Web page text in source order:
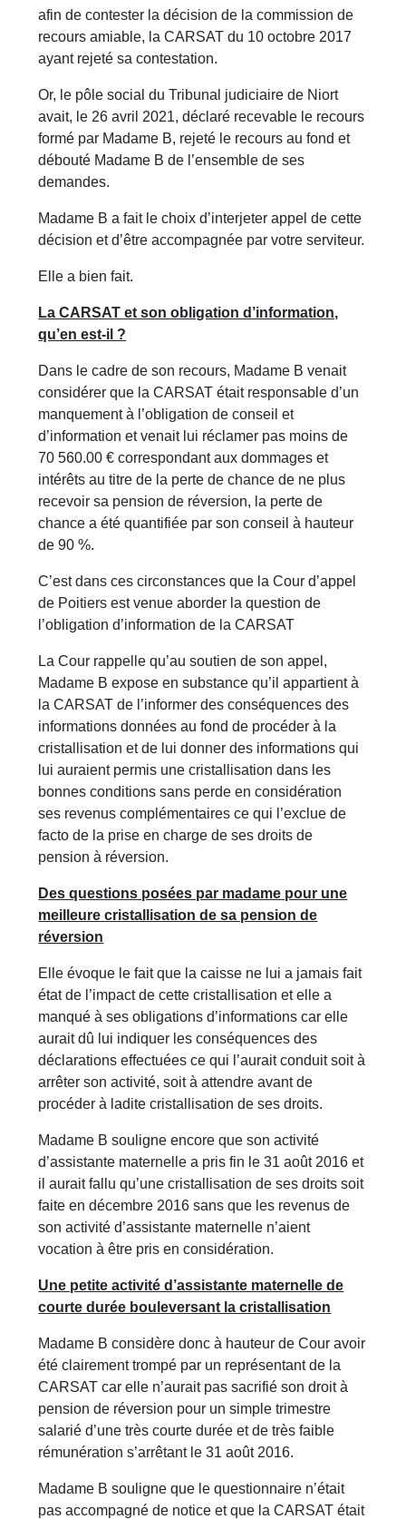
afin de contester la décision de la commission de
recours amiable, la CARSAT du 10 octobre 2017
ayant rejeté sa contestation.
Or, le pôle social du Tribunal judiciaire de Niort
avait, le 26 avril 2021, déclaré recevable le recours
formé par Madame B, rejeté le recours au fond et
débouté Madame B de l’ensemble de ses
demandes.
Madame B a fait le choix d’interjeter appel de cette
décision et d’être accompagnée par votre serviteur.
Elle a bien fait.
La CARSAT et son obligation d’information,
qu’en est-il ?
Dans le cadre de son recours, Madame B venait
considérer que la CARSAT était responsable d’un
manquement à l’obligation de conseil et
d’information et venait lui réclamer pas moins de
70 560.00 € correspondant aux dommages et
intérêts au titre de la perte de chance de ne plus
recevoir sa pension de réversion, la perte de
chance a été quantifiée par son conseil à hauteur
de 90 %.
C’est dans ces circonstances que la Cour d’appel
de Poitiers est venue aborder la question de
l’obligation d’information de la CARSAT
La Cour rappelle qu’au soutien de son appel,
Madame B expose en substance qu’il appartient à
la CARSAT de l’informer des conséquences des
informations données au fond de procéder à la
cristallisation et de lui donner des informations qui
lui auraient permis une cristallisation dans les
bonnes conditions sans perde en considération
ses revenus complémentaires ce qui l’exclue de
facto de la prise en charge de ses droits de
pension à réversion.
Des questions posées par madame pour une
meilleure cristallisation de sa pension de
réversion
Elle évoque le fait que la caisse ne lui a jamais fait
état de l’impact de cette cristallisation et elle a
manqué à ses obligations d’informations car elle
aurait dû lui indiquer les conséquences des
déclarations effectuées ce qui l’aurait conduit soit à
arrêter son activité, soit à attendre avant de
procéder à ladite cristallisation de ses droits.
Madame B souligne encore que son activité
d’assistante maternelle a pris fin le 31 août 2016 et
il aurait fallu qu’une cristallisation de ses droits soit
faite en décembre 2016 sans que les revenus de
son activité d’assistante maternelle n’aient
vocation à être pris en considération.
Une petite activité d’assistante maternelle de
courte durée bouleversant la cristallisation
Madame B considère donc à hauteur de Cour avoir
été clairement trompé par un représentant de la
CARSAT car elle n’aurait pas sacrifié son droit à
pension de réversion pour un simple trimestre
salarié d’une très courte durée et de très faible
rémunération s’arrêtant le 31 août 2016.
Madame B souligne que le questionnaire n’était
pas accompagné de notice et que la CARSAT était